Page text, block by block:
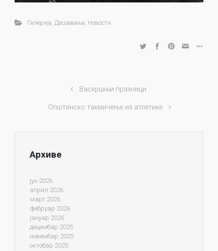
Галерија Дешавања Новости
Васкршњи празници
Општинско такмичење из атлетике
Архиве
јун 2026
април 2026
март 2026
фебруар 2026
јануар 2026
децембар 2025
новембар 2025
октобар 2025